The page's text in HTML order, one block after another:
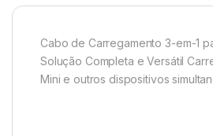
Cabo de Carregamento 3-em-1
Solução Completa e Versátil
Mini e outros dispositivos